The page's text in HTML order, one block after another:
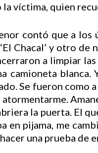
la víctima, quien
contó que a los
Chacal’ y otro de
a limpiar
camioneta
Se fueron como
atormentarme.
la puerta. El
en pijama, me
una prueba de